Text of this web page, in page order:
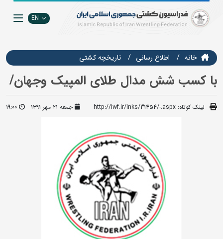
EN
خانه اطلاع رسانی تاریخچه کشتی
با کسب شش مدال طلای المپیک وجهان/
لینک کوتاه: http://iwf.ir/lnks/31454/-.aspx جمعه ۲۱ مهر ۱۳۹۱ 19:00